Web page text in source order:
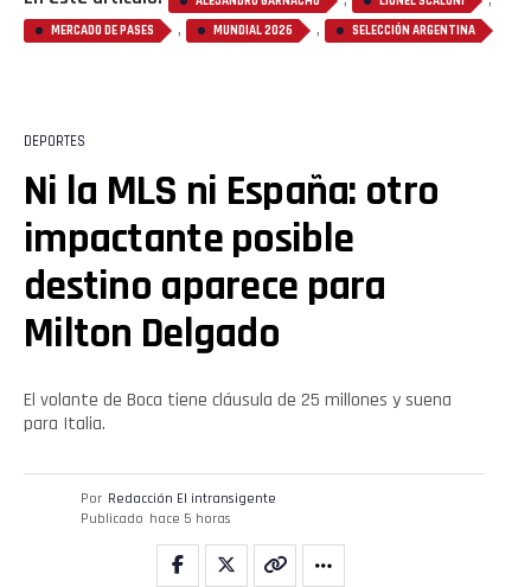
MERCADO DE PASES , MUNDIAL 2026 , SELECCIÓN ARGENTINA
DEPORTES
Ni la MLS ni España: otro
impactante posible
destino aparece para
Milton Delgado
El volante de Boca tiene cláusula de 25 millones y suena
para Italia.
Por Redacción El intransigente
Publicado hace 5 horas